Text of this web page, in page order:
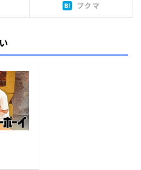
ブクマ